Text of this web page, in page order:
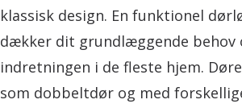
klassisk design. En funktionel
dækker dit grundlæggende behov
indretningen i de fleste hjem.
som dobbeltdør og med